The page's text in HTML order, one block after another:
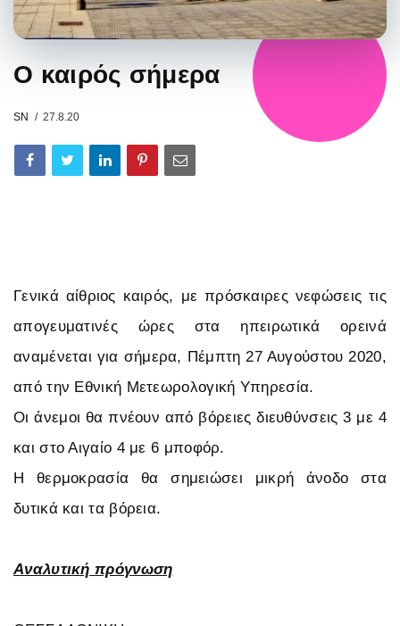
Ο καιρός σήμερα
SN 27.8.20
Γενικά αίθριος καιρός, με πρόσκαιρες νεφώσεις τις
απογευματινές ώρες στα ηπειρωτικά ορεινά
αναμένεται για σήμερα, Πέμπτη 27 Αυγούστου 2020,
από την Εθνική Μετεωρολογική Υπηρεσία.
Οι άνεμοι θα πνέουν από βόρειες διευθύνσεις 3 με 4
και στο Αιγαίο 4 με 6 μποφόρ.
Η θερμοκρασία θα σημειώσει μικρή άνοδο στα
δυτικά και τα βόρεια.
Αναλυτική πρόγνωση